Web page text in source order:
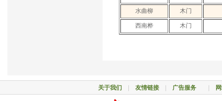
水曲柳 木门
西南桦 木门
关于我们 友情链接| 广告服务